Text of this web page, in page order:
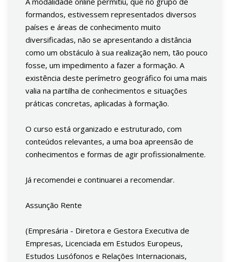
formandos, estivessem representados diversos
países e áreas de conhecimento muito
diversificadas, não se apresentando a distância
como um obstáculo à sua realização nem, tão pouco
fosse, um impedimento a fazer a formação. A
existência deste perímetro geográfico foi uma mais
valia na partilha de conhecimentos e situações
práticas concretas, aplicadas à formação.
O curso está organizado e estruturado, com
conteúdos relevantes, a uma boa apreensão de
conhecimentos e formas de agir profissionalmente.
Já recomendei e continuarei a recomendar.
Assunção Rente
(Empresária - Diretora e Gestora Executiva de
Empresas, Licenciada em Estudos Europeus,
Estudos Lusófonos e Relações Internacionais,